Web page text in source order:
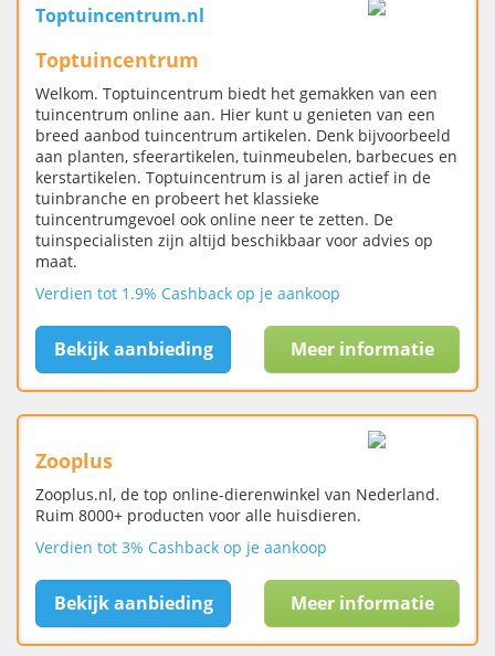
Toptuincentrum.nl
Toptuincentrum
Welkom. Toptuincentrum biedt het gemakken van een
tuincentrum online aan. Hier kunt u genieten van een
breed aanbod tuincentrum artikelen. Denk bijvoorbeeld
aan planten, sfeerartikelen, tuinmeubelen, barbecues en
kerstartikelen. Toptuincentrum is al jaren actief in de
tuinbranche en probeert het klassieke
tuincentrumgevoel ook online neer te zetten. De
tuinspecialisten zijn altijd beschikbaar voor advies op
maat.
Verdien tot 1.9% Cashback op je aankoop
Bekijk aanbieding Meer informatie
Zooplus
Zooplus.nl, de top online-dierenwinkel van Nederland.
Ruim 8000+ producten voor alle huisdieren.
Verdien tot 3% Cashback op je aankoop
Bekijk aanbieding Meer informatie